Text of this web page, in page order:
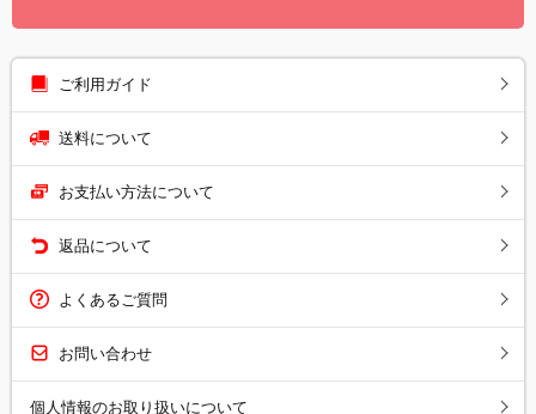
ご利用ガイド
送料について
お支払い方法について
返品について
よくあるご質問
お問い合わせ
個人情報のお取り扱いについて